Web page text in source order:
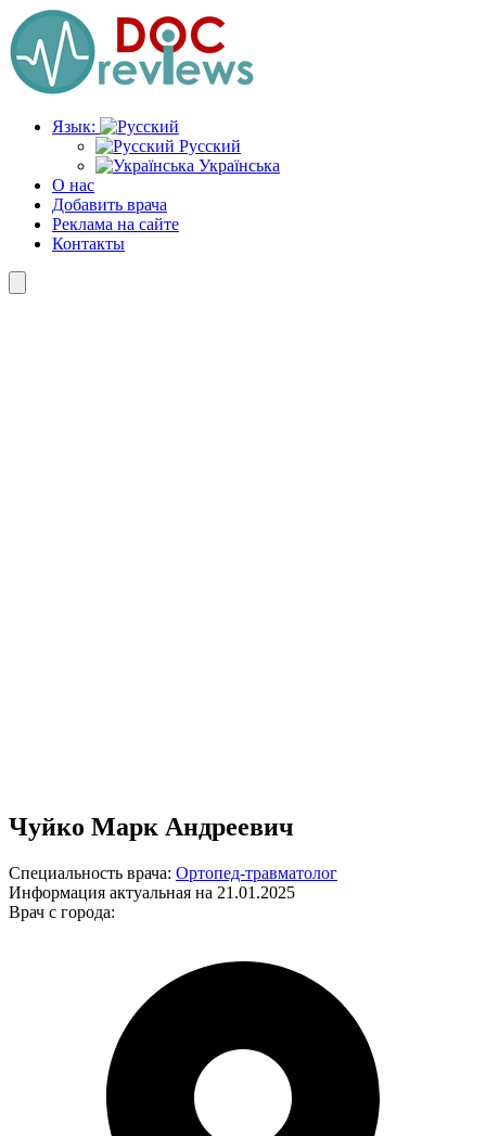
Перейти
к
содержимому
Язык:
Русский
Українська
О нас
Добавить врача
Реклама на сайте
Контакты
Чуйко Марк Андреевич
Специальность врача: Ортопед-травматолог
Информация актуальная на 21.01.2025
Врач с города: